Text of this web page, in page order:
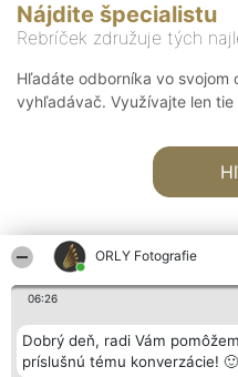
ORLY Fotografie
06:26
Dobrý deň, radi Vám
príslušnú tému konverzácie! 🙂
Nájdite špecialistu
Rebríček združuje tých
Hľadáte odborníka vo svojom
vyhľadávač. Využívajte len tie
Organizátor hodnotenia
Bright Side Solutions sp. z o.
o. sp. k.
Lista